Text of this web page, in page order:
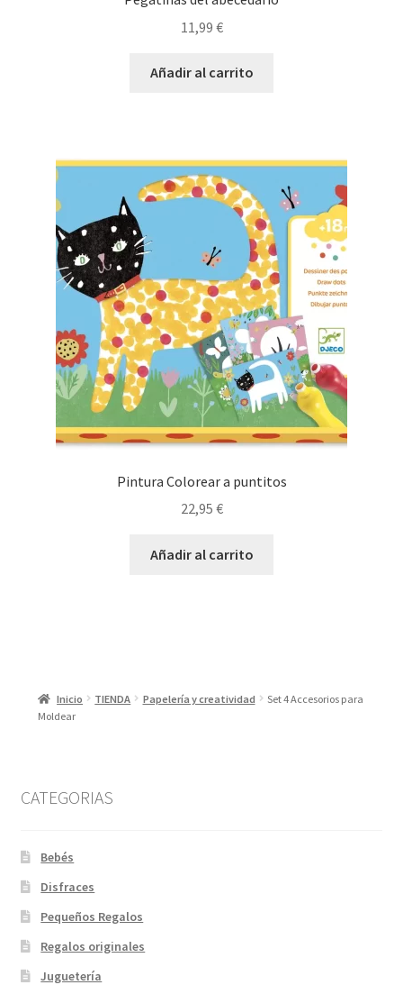
11,99 €
Añadir al carrito
Pintura Colorear a puntitos
22,95 €
Añadir al carrito
Inicio TIENDA Papelería y creatividad
Set 4 Accesorios para
Moldear
CATEGORIAS
Bebés
Disfraces
Pequeños Regalos
Regalos originales
Juguetería